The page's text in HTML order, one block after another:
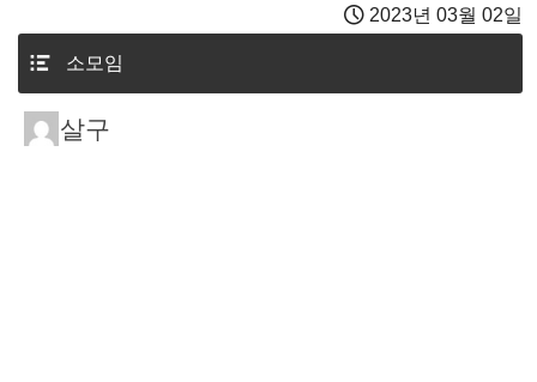
2023년 03월 02일
소모임
살구